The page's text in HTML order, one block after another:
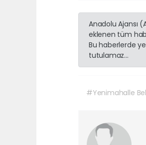
Anadolu Ajansı
eklenen tüm
Bu haberlerde
tutulamaz...
#Yenimahalle